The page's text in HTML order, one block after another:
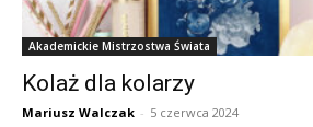
Akademickie Mistrzostwa Świata
Kolaż dla kolarzy
Mariusz Walczak - 5 czerwca 2024